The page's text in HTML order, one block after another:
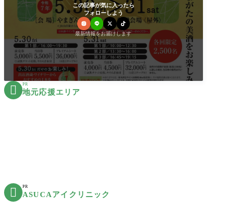
この記事が気に入ったら
フォローしよう
最新情報をお届けします
 PR
地元応援エリア
 PR
ASUCAアイクリニック